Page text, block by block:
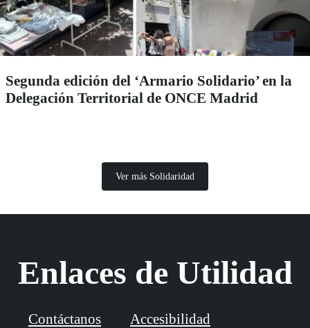
Segunda edición del ‘Armario Solidario’ en la
Delegación Territorial de ONCE Madrid
Ver más Solidaridad
Enlaces de Utilidad
Contáctanos Accesibilidad